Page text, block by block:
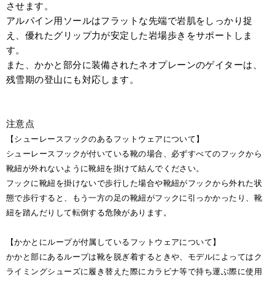
させます。
アルパイン用ソールはフラットな先端で岩肌をしっかり捉
え、優れたグリップ力が安定した岩場歩きをサポートしま
す。
また、かかと部分に装備されたネオプレーンのゲイターは、
残雪期の登山にも対応します。
注意点
【シューレースフックのあるフットウェアについて】
シューレースフックが付いている靴の場合、必ずすべてのフックから
靴紐が外れないように靴紐を掛けて結んでください。
フックに靴紐を掛けないで歩行した場合や靴紐がフックから外れた状
態で歩行すると、もう一方の足の靴紐がフックに引っかかったり、靴
紐を踏んだりして転倒する危険があります。
【かかとにループが付属しているフットウェアについて】
かかと部にあるループは靴を脱ぎ着するときや、モデルによってはク
ライミングシューズに履き替えた際にカラビナ等で持ち運ぶ際に使用